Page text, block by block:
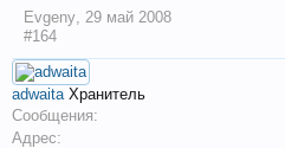
Evgeny, 29 май 2008
#164
adwaita Хранитель
Сообщения:
Адрес: